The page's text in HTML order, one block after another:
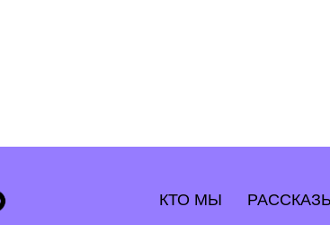
КТО МЫ